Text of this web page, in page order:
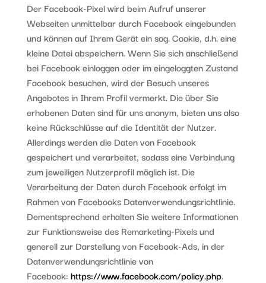
Der Facebook-Pixel wird beim Aufruf unserer
Webseiten unmittelbar durch Facebook eingebunden
und können auf Ihrem Gerät ein sog. Cookie, d.h. eine
kleine Datei abspeichern. Wenn Sie sich anschließend
bei Facebook einloggen oder im eingeloggten Zustand
Facebook besuchen, wird der Besuch unseres
Angebotes in Ihrem Profil vermerkt. Die über Sie
erhobenen Daten sind für uns anonym, bieten uns also
keine Rückschlüsse auf die Identität der Nutzer.
Allerdings werden die Daten von Facebook
gespeichert und verarbeitet, sodass eine Verbindung
zum jeweiligen Nutzerprofil möglich ist. Die
Verarbeitung der Daten durch Facebook erfolgt im
Rahmen von Facebooks Datenverwendungsrichtlinie.
Dementsprechend erhalten Sie weitere Informationen
zur Funktionsweise des Remarketing-Pixels und
generell zur Darstellung von Facebook-Ads, in der
Datenverwendungsrichtlinie von
Facebook: https://www.facebook.com/policy.php.